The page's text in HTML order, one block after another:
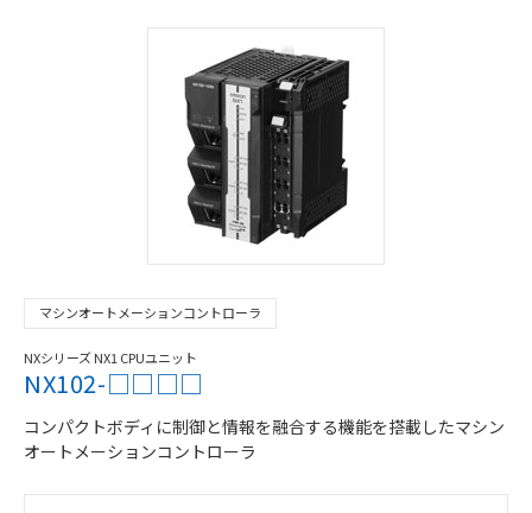
NXシリーズ NX1 CPUユニット
NX102-□□□□
コンパクトボディに制御と情報を融合する機能を搭載したマシン
オートメーションコントローラ
マシンオートメーションコントローラ